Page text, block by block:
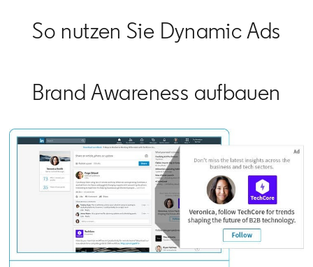
So nutzen Sie Dynamic Ads
Brand Awareness aufbauen